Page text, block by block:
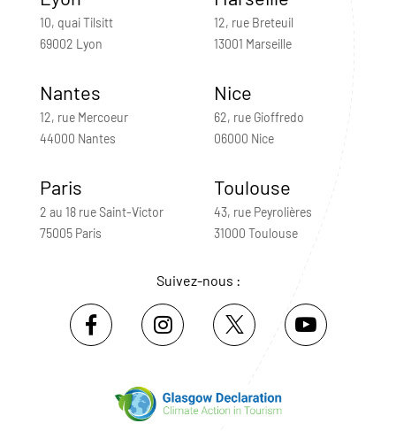
10, quai Tilsitt
69002 Lyon
12, rue Breteuil
13001 Marseille
Nantes
12, rue Mercoeur
44000 Nantes
Nice
62, rue Gioffredo
06000 Nice
Paris
2 au 18 rue Saint-Victor
75005 Paris
Toulouse
43, rue Peyrolières
31000 Toulouse
Suivez-nous :